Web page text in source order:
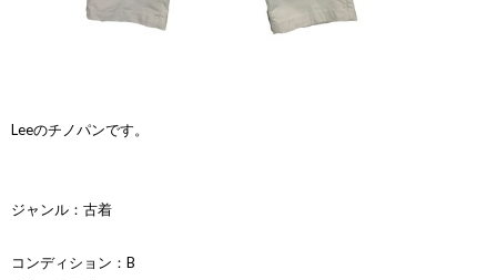
Leeのチノパンです。
ジャンル：古着
コンディション：B